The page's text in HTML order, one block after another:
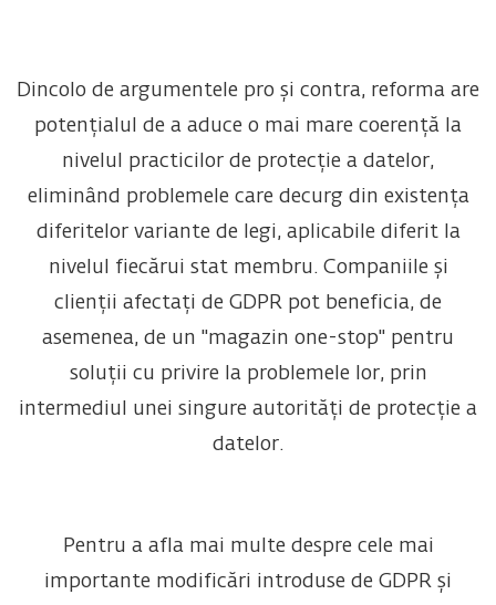
Dincolo de argumentele pro și contra, reforma are
potențialul de a aduce o mai mare coerență la
nivelul practicilor de protecție a datelor,
eliminând problemele care decurg din existența
diferitelor variante de legi, aplicabile diferit la
nivelul fiecărui stat membru. Companiile și
clienții afectați de GDPR pot beneficia, de
asemenea, de un "magazin one-stop" pentru
soluții cu privire la problemele lor, prin
intermediul unei singure autorități de protecție a
datelor.
Pentru a afla mai multe despre cele mai
importante modificări introduse de GDPR și